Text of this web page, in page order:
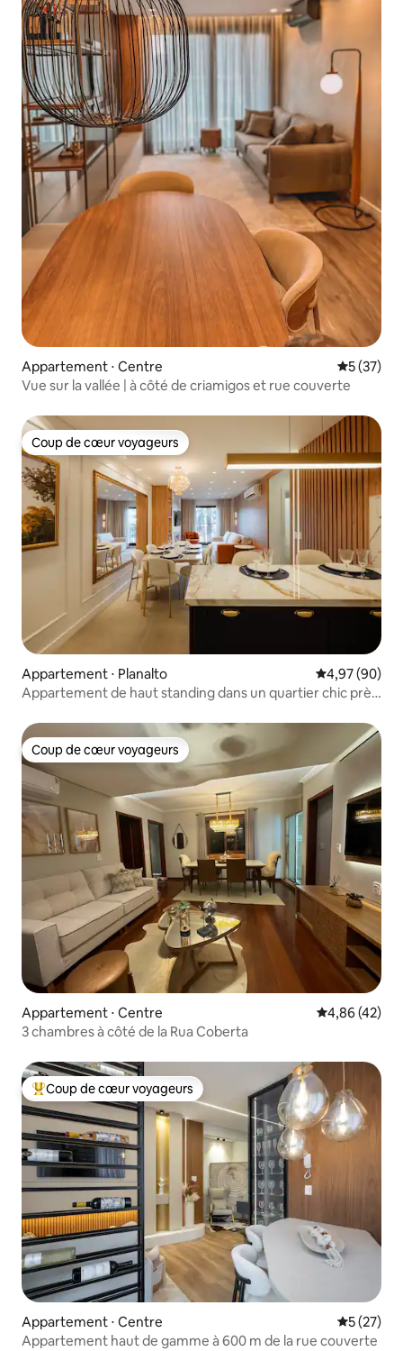
Appartement ⋅ Centre
5 (37)
Vue sur la vallée | à côté de criamigos et rue couverte
Coup de cœur voyageurs
Coup de cœur voyageurs
Appartement ⋅ Planalto Évaluation
4,97 (90)
Appartement de haut standing dans un quartier chic près
Coup de cœur voyageurs
Coup de cœur voyageurs
Appartement ⋅ Centre Évaluation
4,86 (42)
3 chambres à côté de la Rua Coberta
Coups de cœur voyageurs les plus appréciés
Coup de cœur voyageurs
Appartement ⋅ Centre
5 (27)
Appartement haut de gamme à 600 m de la rue couverte